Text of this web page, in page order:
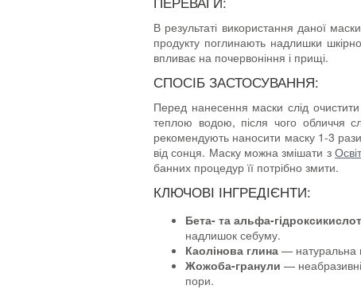
В результаті використання даної
продукту поглинають надлишки
впливає на почервоніння і прищі.
СПОСІБ ЗАСТОСУВАННЯ:
Перед нанесення маски слід
теплою водою, після чого обличчя
рекомендують наносити маску 1-3
від сонця. Маску можна змішати з
банних процедур її потрібно змити.
КЛЮЧОВІ ІНГРЕДІЄНТИ:
Бета- та альфа-
надлишок себуму.
Каолінова глина — натуральна
Жожоба-гранули —
пори.